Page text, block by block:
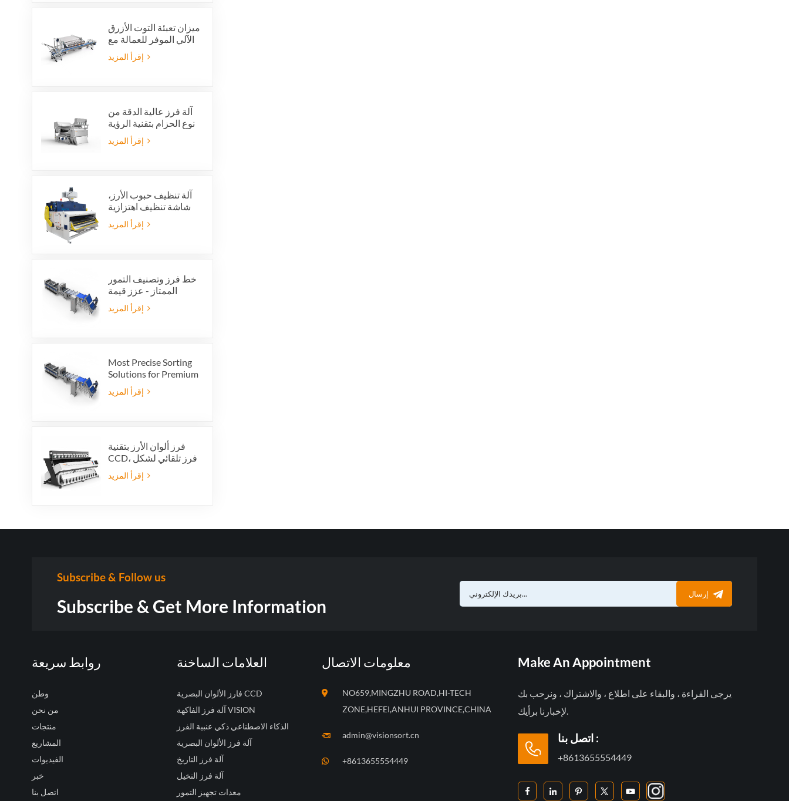
ميزان تعبئة التوت الأزرق
الآلي الموفر للعمالة مع
نظام رفض متكامل
آلة فرز عالية الدقة من
نوع الحزام بتقنية الرؤية
بالذكاء الاصطناعي
آلة تنظيف حبوب الأرز،
شاشة تنظيف اهتزازية
للأرز، غربال اهتزازي،
منظف اهتزازي
خط فرز وتصنيف التمور
الممتاز - عزز قيمة
منتجك وأرباح التصدير
Most Precise Sorting
Solutions for Premium
Quality Dates, Date
Grader powered by
فرز ألوان الأرز بتقنية
CCD، فرز تلقائي لشكل
حبات الأرز، فرز ألوان
الأرز بـ 12 قناة
Subscribe & Follow us
Subscribe & Get More Information
إرسال
روابط سريعة
وطن
من نحن
منتجات
المشاريع
الفيديوات
خبر
اتصل بنا
العلامات الساخنة
فارز الألوان البصرية CCD
آلة فرز الفاكهة VISION
الذكاء الاصطناعي ذكي عنبية الفرز
آلة فرز الألوان البصرية
آلة فرز التاريخ
آلة فرز النخيل
معدات تجهيز التمور
معلومات الاتصال
NO659,MINGZHU ROAD,HI-TECH
ZONE,HEFEI,ANHUI PROVINCE,CHINA
admin@visionsort.cn
+8613655554449
Make An Appointment
يرجى القراءة ، والبقاء على اطلاع ، والاشتراك ، ونرحب بك
لإخبارنا برأيك.
اتصل بنا :
+8613655554449